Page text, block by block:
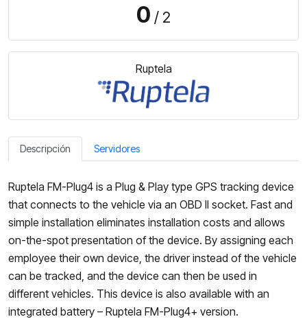
0 / 2
Ruptela
Descripción Servidores
Ruptela FM-Plug4 is a Plug & Play type GPS tracking device
that connects to the vehicle via an OBD II socket. Fast and
simple installation eliminates installation costs and allows
on-the-spot presentation of the device. By assigning each
employee their own device, the driver instead of the vehicle
can be tracked, and the device can then be used in
different vehicles. This device is also available with an
integrated battery – Ruptela FM-Plug4+ version.